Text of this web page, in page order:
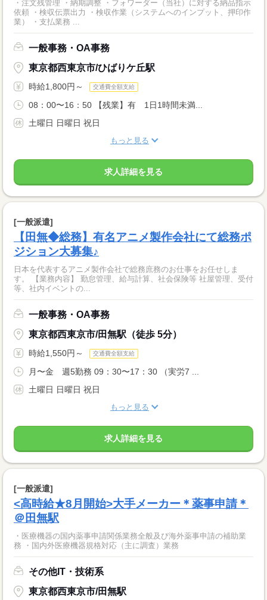
・注文残管理 ・納期調整 ・フォワーダー（当社）に対する納品指示
依頼 ・検収伝票出力 ・検収作業（システムへのインプット、押印作
業） ・支払業務 ...
一般事務・OA事務
東京都西東京市/ひばりケ丘駅
時給1,800円～ 交通費全額支給
08：00〜16：50 【残業】有 1日1時間未満...
土曜日 日曜日 祝日
もっと見る
求人詳細を見る
[一般派遣]
【田無◆総務】有名アニメ製作会社にて総務ポ
ジション大募集♪
日本を代表するアニメ製作会社で総務庶務のお仕事をお任せしま
す。 【業務内容】 勤怠管理、給与計算、社会保険等 社屋管理、受付
等、社内イベントの...
一般事務・OA事務
東京都西東京市/田無駅（徒歩 5分）
時給1,550円～ 交通費全額支給
月〜金 週5勤務 09：30〜17：30 （実労7 ...
土曜日 日曜日 祝日
もっと見る
求人詳細を見る
[一般派遣]
<高時給★8月開始>大手メーカー＊薬事申請＊
＠田無駅
・医療機器の国内薬事申請関係業務全般及び海外薬事申請の補助業
務 ・国内外医療機器規格対応（主に調査）業務
その他IT・技術系
東京都西東京市/田無駅